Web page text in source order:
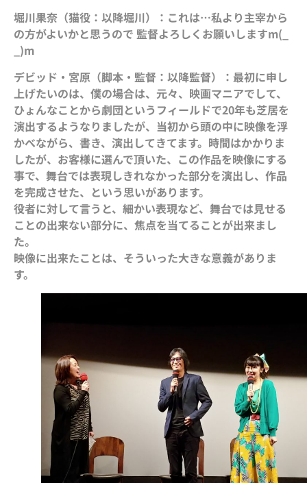
堀川果奈（猫役：以降堀川）：これは…私より主宰から
の方がよいかと思うので 監督よろしくお願いしますm(_
_)m
デビッド・宮原（脚本・監督：以降監督）：最初に申し
上げたいのは、僕の場合は、元々、映画マニアでして、
ひょんなことから劇団というフィールドで20年も芝居を
演出するようなりましたが、当初から頭の中に映像を浮
かべながら、書き、演出してきてます。時間はかかりま
したが、お客様に選んで頂いた、この作品を映像にする
事で、舞台では表現しきれなかった部分を演出し、作品
を完成させた、という思いがあります。
役者に対して言うと、細かい表現など、舞台では見せる
ことの出来ない部分に、焦点を当てることが出来まし
た。
映像に出来たことは、そういった大きな意義がありま
す。